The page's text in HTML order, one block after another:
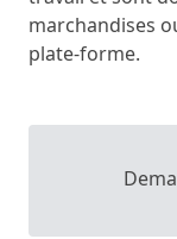
marchandises
plate-forme.